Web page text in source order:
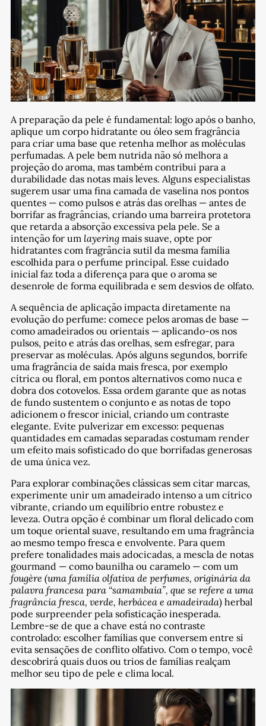
A preparação da pele é fundamental: logo após o banho,
aplique um corpo hidratante ou óleo sem fragrância
para criar uma base que retenha melhor as moléculas
perfumadas. A pele bem nutrida não só melhora a
projeção do aroma, mas também contribui para a
durabilidade das notas mais leves. Alguns especialistas
sugerem usar uma fina camada de vaselina nos pontos
quentes — como pulsos e atrás das orelhas — antes de
borrifar as fragrâncias, criando uma barreira protetora
que retarda a absorção excessiva pela pele. Se a
intenção for um layering mais suave, opte por
hidratantes com fragrância sutil da mesma família
escolhida para o perfume principal. Esse cuidado
inicial faz toda a diferença para que o aroma se
desenrole de forma equilibrada e sem desvios de olfato.
A sequência de aplicação impacta diretamente na
evolução do perfume: comece pelos aromas de base —
como amadeirados ou orientais — aplicando-os nos
pulsos, peito e atrás das orelhas, sem esfregar, para
preservar as moléculas. Após alguns segundos, borrife
uma fragrância de saída mais fresca, por exemplo
cítrica ou floral, em pontos alternativos como nuca e
dobra dos cotovelos. Essa ordem garante que as notas
de fundo sustentem o conjunto e as notas de topo
adicionem o frescor inicial, criando um contraste
elegante. Evite pulverizar em excesso: pequenas
quantidades em camadas separadas costumam render
um efeito mais sofisticado do que borrifadas generosas
de uma única vez.
Para explorar combinações clássicas sem citar marcas,
experimente unir um amadeirado intenso a um cítrico
vibrante, criando um equilíbrio entre robustez e
leveza. Outra opção é combinar um floral delicado com
um toque oriental suave, resultando em uma fragrância
ao mesmo tempo fresca e envolvente. Para quem
prefere tonalidades mais adocicadas, a mescla de notas
gourmand — como baunilha ou caramelo — com um
fougère (uma família olfativa de perfumes, originária da
palavra francesa para “samambaia”, que se refere a uma
fragrância fresca, verde, herbácea e amadeirada) herbal
pode surpreender pela sofisticação inesperada.
Lembre-se de que a chave está no contraste
controlado: escolher famílias que conversem entre si
evita sensações de conflito olfativo. Com o tempo, você
descobrirá quais duos ou trios de famílias realçam
melhor seu tipo de pele e clima local.